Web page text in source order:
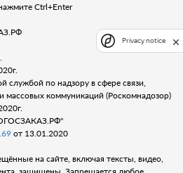
Ctrl+Enter
службой по надзору в сфере связи,
массовых коммуникаций (Роскомнадозор)
от 13.01.2020
на сайте, включая тексты, видео,
Privacy notice